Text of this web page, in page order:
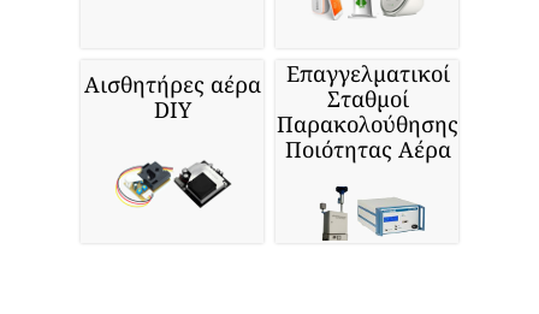
Αισθητήρες αέρα
DIY
Επαγγελματικοί
Σταθμοί
Παρακολούθησης
Ποιότητας Αέρα